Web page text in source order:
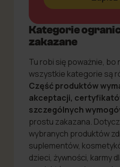
Kategorie
zakazane
Tu robi się poważnie, bo
wszystkie kategorie są
Część produktów
akceptacji,
szczególnych
prostu zakazana.
wybranych produktów
suplementów,
dzieci, żywności, karmy